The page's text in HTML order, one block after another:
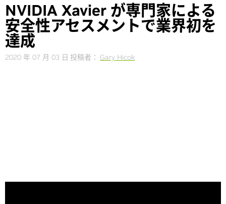
NVIDIA Xavier が専門家による
安全性アセスメントで業界初を
達成
2020 年 07 月 03 日 投稿者： Gary Hicok